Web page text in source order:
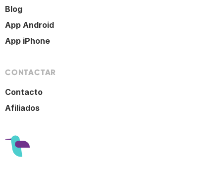
Blog
App Android
App iPhone
CONTACTAR
Contacto
Afiliados